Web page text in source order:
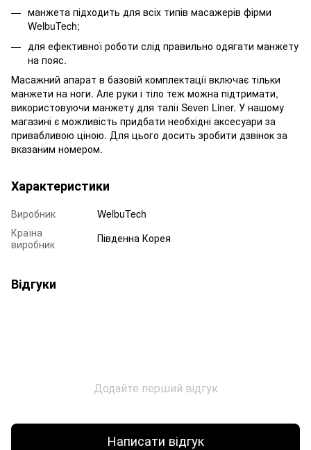
манжета підходить для всіх типів масажерів фірми
WelbuTech;
для ефективної роботи слід правильно одягати манжету
на пояс.
Масажний апарат в базовій комплектації включає тільки
манжети на ноги. Але руки і тіло теж можна підтримати,
використовуючи манжету для талії Seven Liner. У нашому
магазині є можливість придбати необхідні аксесуари за
привабливою ціною. Для цього досить зробити дзвінок за
вказаним номером.
Характеристики
Виробник
WelbuTech
Країна
виробник
Південна Корея
Відгуки
Додайте перший відгук
Написати відгук